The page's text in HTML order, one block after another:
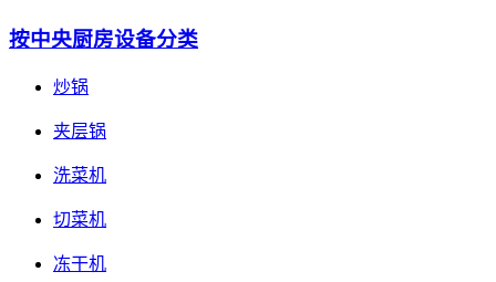
按中央厨房设备分类
炒锅
夹层锅
洗菜机
切菜机
冻干机